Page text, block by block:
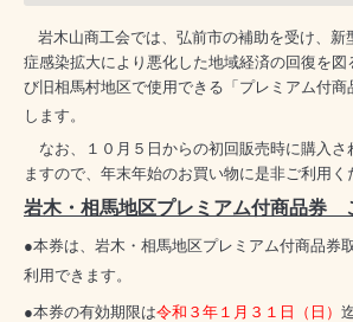
岩木山商工会では、弘前市の補助を受け、新
症感染拡大により悪化した地域経済の回復を図
び旧相馬村地区で使用できる「プレミアム付商
します。
なお、１０月５日からの初回販売時に購入さ
ますので、年末年始のお買い物に是非ご利用く
岩木・相馬地区プレミアム付商品券
●本券は、岩木・相馬地区プレミアム付商品券
利用できます。
●本券の有効期限は令和３年１月３１日（日）